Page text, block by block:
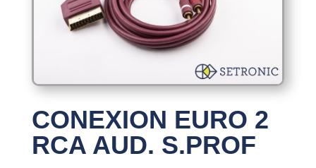
CONEXION EURO 2
RCA AUD. S.PROF